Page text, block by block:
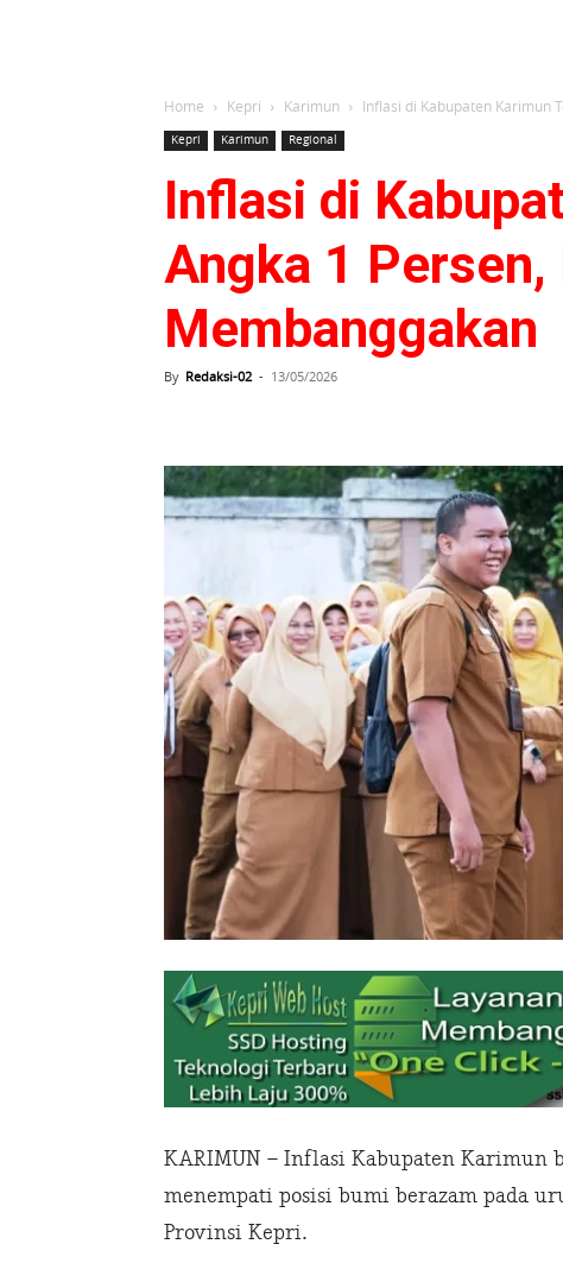
Home Kepri Karimun Inflasi di Kabupaten Karimun
Kepri Karimun Regional
Inflasi di
Angka 1
Membanggakan
By Redaksi-02 - 13/05/2026
KARIMUN – Inflasi Kabupaten Karimun
menempati posisi bumi berazam pada
Provinsi Kepri.